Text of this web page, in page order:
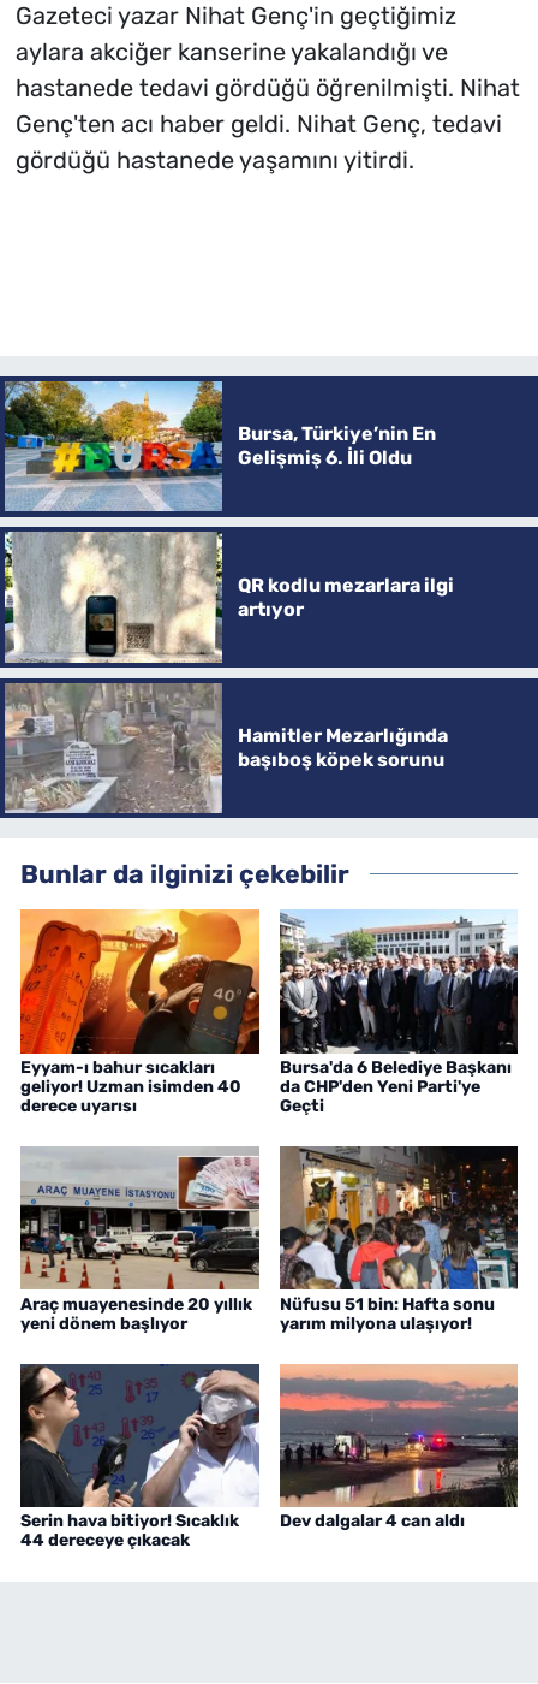
Gazeteci yazar Nihat Genç'in geçtiğimiz
aylara akciğer kanserine yakalandığı ve
hastanede tedavi gördüğü öğrenilmişti. Nihat
Genç'ten acı haber geldi. Nihat Genç, tedavi
gördüğü hastanede yaşamını yitirdi.
Bursa, Türkiye’nin En
Gelişmiş 6. İli Oldu
QR kodlu mezarlara ilgi
artıyor
Hamitler Mezarlığında
başıboş köpek sorunu
Bunlar da ilginizi çekebilir
Eyyam-ı bahur sıcakları
geliyor! Uzman isimden 40
derece uyarısı
Bursa'da 6 Belediye Başkanı
da CHP'den Yeni Parti'ye
Geçti
Araç muayenesinde 20 yıllık
yeni dönem başlıyor
Nüfusu 51 bin: Hafta sonu
yarım milyona ulaşıyor!
Serin hava bitiyor! Sıcaklık
44 dereceye çıkacak
Dev dalgalar 4 can aldı